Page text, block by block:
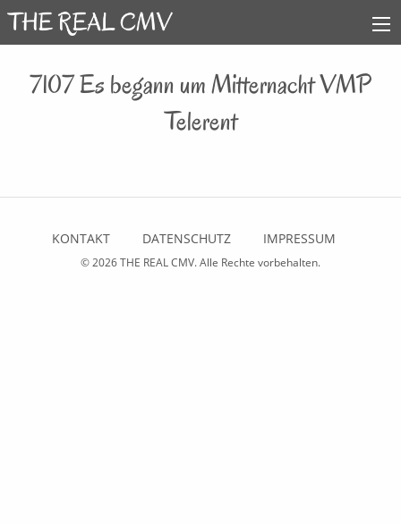
7107 Es begann um Mitternacht VMP
Telerent
KONTAKT DATENSCHUTZ IMPRESSUM
© 2026THE REAL CMV. Alle Rechte vorbehalten.